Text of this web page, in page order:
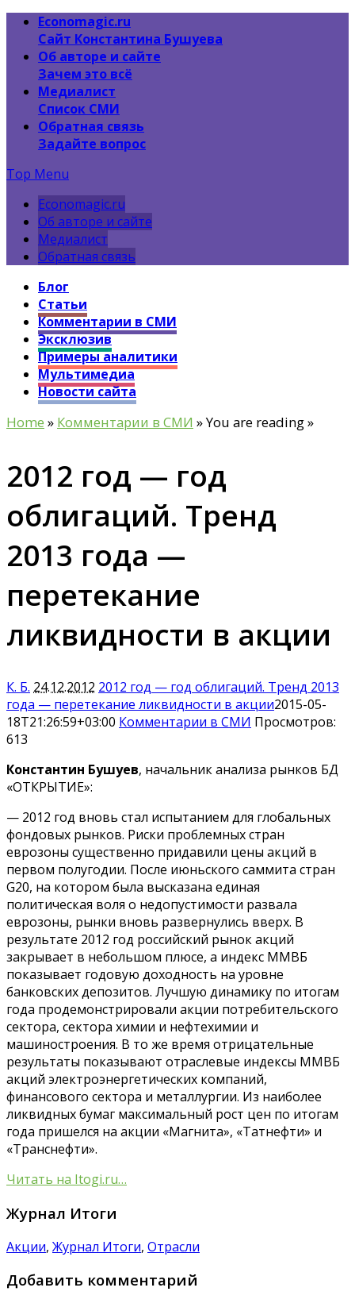
Economagic.ru
Сайт Константина Бушуева
Об авторе и сайте
Зачем это всё
Медиалист
Список СМИ
Обратная связь
Задайте вопрос
Top Menu
Economagic.ru
Об авторе и сайте
Медиалист
Обратная связь
Блог
Статьи
Комментарии в СМИ
Эксклюзив
Примеры аналитики
Мультимедиа
Новости сайта
Home » Комментарии в СМИ » You are reading »
2012 год — год
облигаций. Тренд
2013 года —
перетекание
ликвидности в акции
К. Б. 24.12.2012 2012 год — год облигаций. Тренд 2013
года — перетекание ликвидности в акции2015-05-
18T21:26:59+03:00 Комментарии в СМИ Просмотров:
613
Константин Бушуев, начальник анализа рынков БД
«ОТКРЫТИЕ»:
— 2012 год вновь стал испытанием для глобальных
фондовых рынков. Риски проблемных стран
еврозоны существенно придавили цены акций в
первом полугодии. После июньского саммита стран
G20, на котором была высказана единая
политическая воля о недопустимости развала
еврозоны, рынки вновь развернулись вверх. В
результате 2012 год российский рынок акций
закрывает в небольшом плюсе, а индекс ММВБ
показывает годовую доходность на уровне
банковских депозитов. Лучшую динамику по итогам
года продемонстрировали акции потребительского
сектора, сектора химии и нефтехимии и
машиностроения. В то же время отрицательные
результаты показывают отраслевые индексы ММВБ
акций электроэнергетических компаний,
финансового сектора и металлургии. Из наиболее
ликвидных бумаг максимальный рост цен по итогам
года пришелся на акции «Магнита», «Татнефти» и
«Транснефти».
Читать на Itogi.ru…
Журнал Итоги
Акции, Журнал Итоги, Отрасли
Добавить комментарий